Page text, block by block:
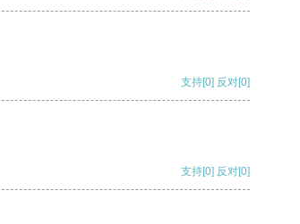
支持[0] 反对[0]
支持[0] 反对[0]